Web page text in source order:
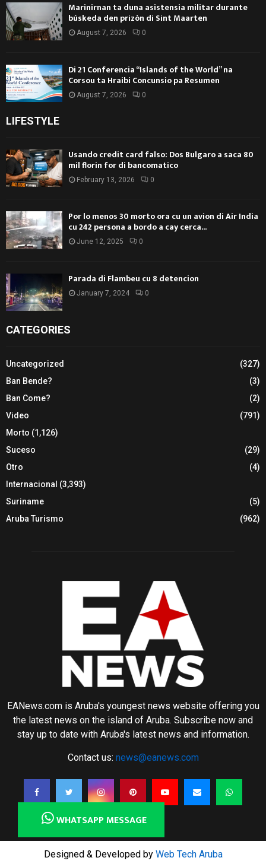
Marinirnan ta duna asistensia militar durante
búskeda den prizòn di Sint Maarten
August 7, 2026 0
Di 21 Conferencia “Islands of the World” na
Corsou ta Hraibi Concunsio pa Resumen
August 7, 2026 0
LIFESTYLE
Usando credit card falso: Dos Bulgaro a saca 80
mil florin for di bancomatico
February 13, 2026 0
Por lo menos 30 morto ora cu un avion di Air India
cu 242 persona a bordo a cay cerca...
June 12, 2025 0
Parada di Flambeu cu 8 detencion
January 7, 2024 0
CATEGORIES
Uncategorized
(327)
Ban Bende?
(3)
Ban Come?
(2)
Video
(791)
Morto (1,126)
Suceso
(29)
Otro
(4)
Internacional (3,393)
Suriname
(5)
Aruba Turismo
(962)
EANews.com is Aruba's youngest news website offering you
the latest news on the island of Aruba. Subscribe now and
stay up to date with Aruba's latest news and information.
Contact us: news@eanews.com
Designed & Developed by Web Tech Aruba
WHATSAPP MESSAGE